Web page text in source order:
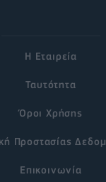
Η Εταιρεία
Ταυτότητα
Όροι Χρήσης
Προστασίας
Επικοινωνία